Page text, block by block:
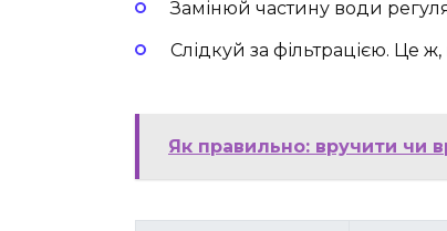
Замінюй частину води
Слідкуй за фільтрацією. Це ж,
Як правильно: вручити чи